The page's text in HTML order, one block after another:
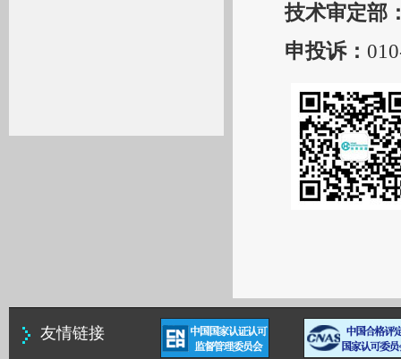
技术审定部
申投诉：
友情链接